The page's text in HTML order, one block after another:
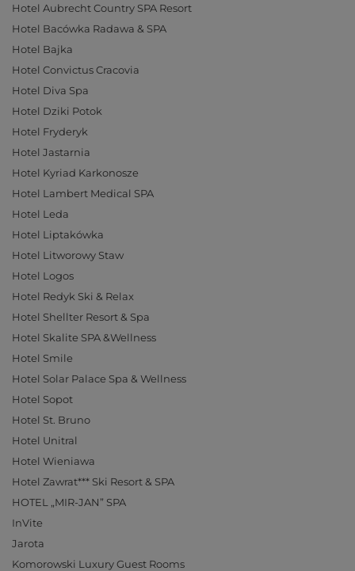
Hotel Aubrecht Country SPA Resort
Hotel Bacówka Radawa & SPA
Hotel Bajka
Hotel Convictus Cracovia
Hotel Diva Spa
Hotel Dziki Potok
Hotel Fryderyk
Hotel Jastarnia
Hotel Kyriad Karkonosze
Hotel Lambert Medical SPA
Hotel Leda
Hotel Liptakówka
Hotel Litworowy Staw
Hotel Logos
Hotel Redyk Ski & Relax
Hotel Shellter Resort & Spa
Hotel Skalite SPA &Wellness
Hotel Smile
Hotel Solar Palace Spa & Wellness
Hotel Sopot
Hotel St. Bruno
Hotel Unitral
Hotel Wieniawa
Hotel Zawrat*** Ski Resort & SPA
HOTEL „MIR-JAN” SPA
InVite
Jarota
Komorowski Luxury Guest Rooms